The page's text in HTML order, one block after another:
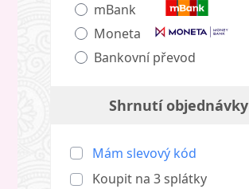
mBank
Moneta
Bankovní převod
Shrnutí objednávky
Mám slevový kód
Koupit na 3splátky